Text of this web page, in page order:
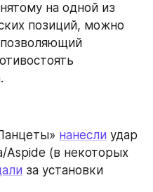
на одной из
позиций, можно
нанесли удар
Aspide (в некоторых
за установки